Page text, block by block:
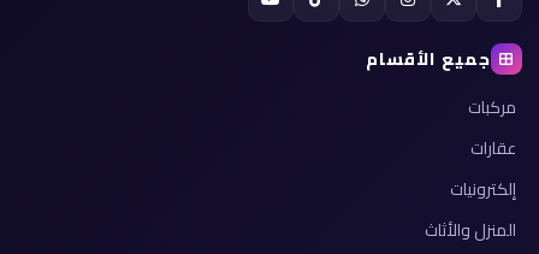
جميع الأقسام
مركبات
عقارات
إلكترونيات
المنزل والأثاث